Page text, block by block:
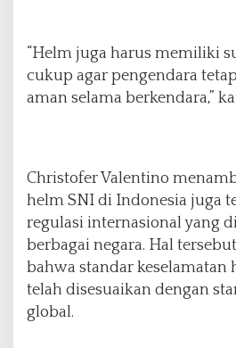
“Helm juga harus memiliki
cukup agar pengendara
aman selama berkendara,”
Christofer Valentino
helm SNI di Indonesia juga
regulasi internasional yang
berbagai negara. Hal
bahwa standar keselamatan
telah disesuaikan dengan
global.